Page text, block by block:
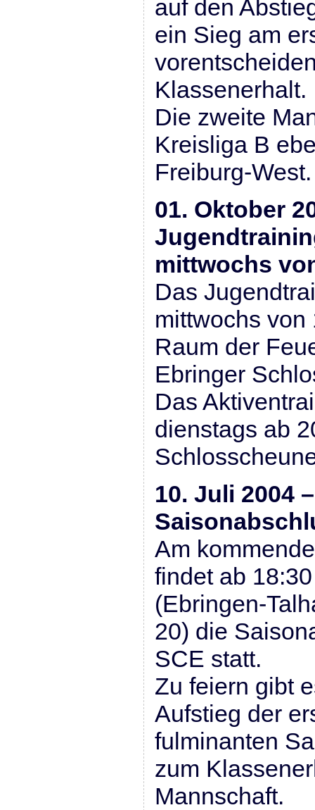
auf den
ein Sieg am
Klassenerhalt.
Die zweite
Kreisliga B
Freiburg-West.
01. Oktober
mittwochs
Das
mittwochs von
Raum der
Ebringer
Das
dienstags ab
10. Juli 2004 –
Am
findet ab
(Ebringen-
20) die
SCE statt.
Zu feiern gibt
Aufstieg der
fulminanten
zum
Mannschaft.